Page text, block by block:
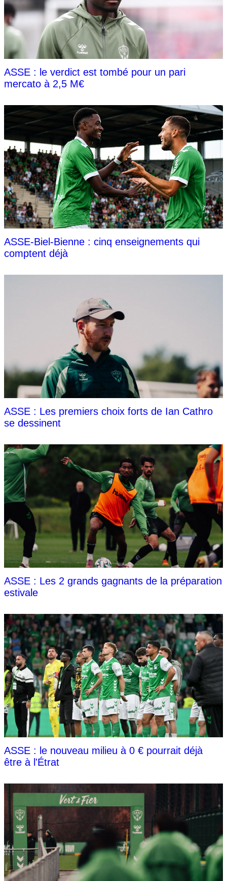
ASSE : le verdict est tombé pour un pari
mercato à 2,5 M€
ASSE-Biel-Bienne : cinq enseignements qui
comptent déjà
ASSE : Les premiers choix forts de Ian Cathro
se dessinent
ASSE : Les 2 grands gagnants de la préparation
estivale
ASSE : le nouveau milieu à 0 € pourrait déjà
être à l'Étrat